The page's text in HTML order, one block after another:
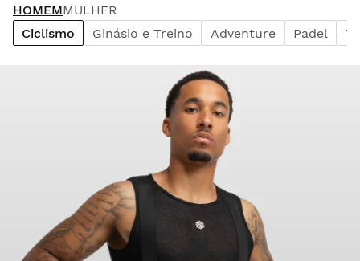
HOMEMMULHER
Ciclismo
Ginásio e Treino Adventure Padel